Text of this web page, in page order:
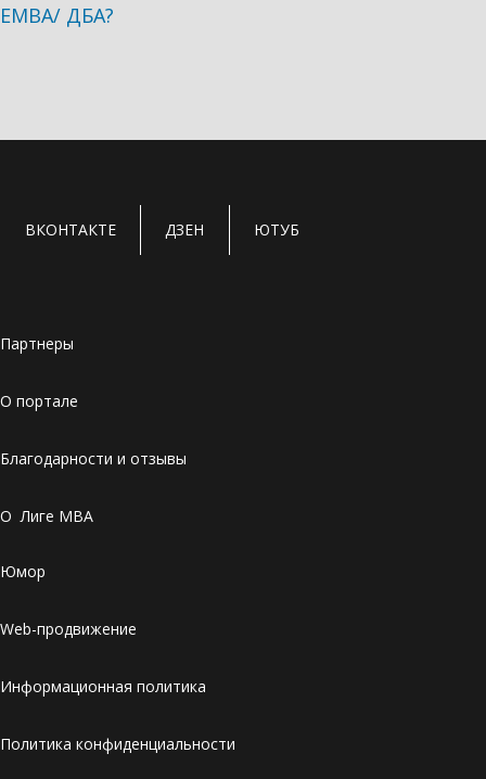
ЕМВА/ ДБА?
ВКОНТАКТЕ ДЗЕН ЮТУБ
Партнеры
О портале
Благодарности и отзывы
О Лиге MBA
Юмор
Web-продвижение
Информационная политика
Политика конфиденциальности